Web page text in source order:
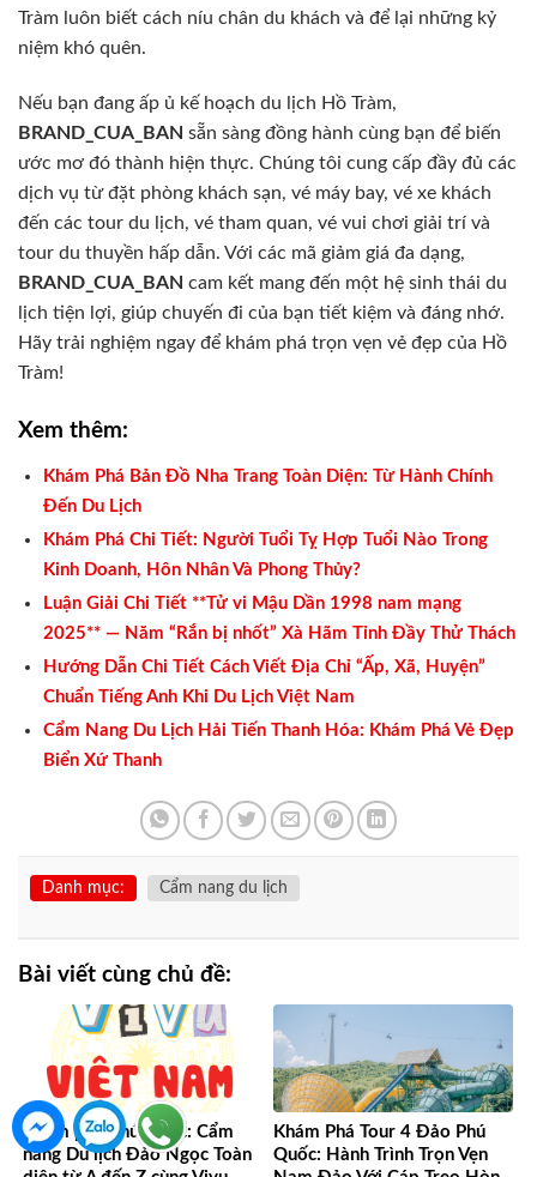
Tràm luôn biết cách níu chân du khách và để lại những kỷ
niệm khó quên.
Nếu bạn đang ấp ủ kế hoạch du lịch Hồ Tràm,
BRAND_CUA_BAN sẵn sàng đồng hành cùng bạn để biến
ước mơ đó thành hiện thực. Chúng tôi cung cấp đầy đủ các
dịch vụ từ đặt phòng khách sạn, vé máy bay, vé xe khách
đến các tour du lịch, vé tham quan, vé vui chơi giải trí và
tour du thuyền hấp dẫn. Với các mã giảm giá đa dạng,
BRAND_CUA_BAN cam kết mang đến một hệ sinh thái du
lịch tiện lợi, giúp chuyến đi của bạn tiết kiệm và đáng nhớ.
Hãy trải nghiệm ngay để khám phá trọn vẹn vẻ đẹp của Hồ
Tràm!
Xem thêm:
Khám Phá Bản Đồ Nha Trang Toàn Diện: Từ Hành Chính
Đến Du Lịch
Khám Phá Chi Tiết: Người Tuổi Tỵ Hợp Tuổi Nào Trong
Kinh Doanh, Hôn Nhân Và Phong Thủy?
Luận Giải Chi Tiết **Tử vi Mậu Dần 1998 nam mạng
2025** — Năm “Rắn bị nhốt” Xà Hãm Tỉnh Đầy Thử Thách
Hướng Dẫn Chi Tiết Cách Viết Địa Chỉ “Ấp, Xã, Huyện”
Chuẩn Tiếng Anh Khi Du Lịch Việt Nam
Cẩm Nang Du Lịch Hải Tiến Thanh Hóa: Khám Phá Vẻ Đẹp
Biển Xứ Thanh
Danh mục: Cẩm nang du lịch
Bài viết cùng chủ đề:
Khám phá Phú Quốc: Cẩm
nang Du lịch Đảo Ngọc Toàn
Khám Phá Tour 4 Đảo Phú
Quốc: Hành Trình Trọn Vẹn